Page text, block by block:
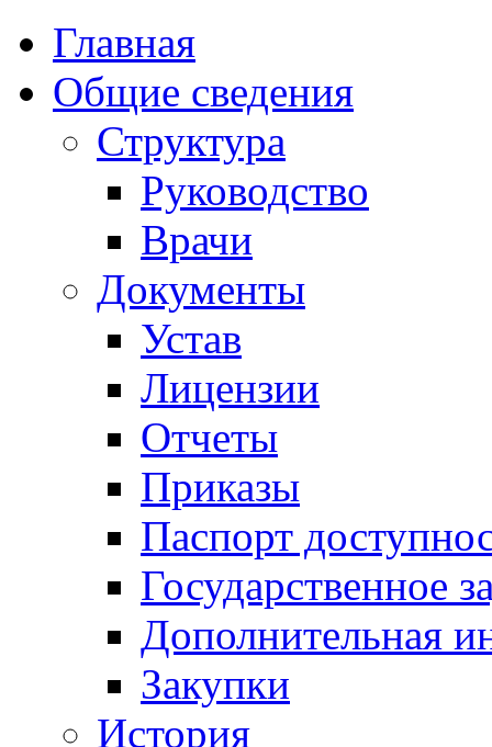
Главная
Общие сведения
Структура
Руководство
Врачи
Документы
Устав
Лицензии
Отчеты
Приказы
Паспорт
Государственное
Дополнительная
Закупки
История